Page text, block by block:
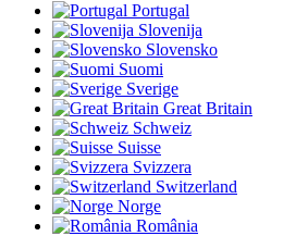
Portugal
Slovenija
Slovensko
Suomi
Sverige
Great Britain
Schweiz
Suisse
Svizzera
Switzerland
Norge
România